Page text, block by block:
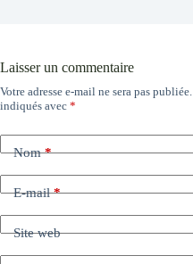
Laisser un commentaire
Votre adresse e-mail ne sera pas publiée.
indiqués avec *
Nom*
E-mail*
Site web